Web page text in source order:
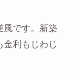
風です。新築
金利もじわじ